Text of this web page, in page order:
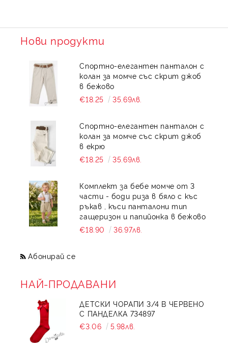
Нови продукти
Спортно-елегантен панталон с
колан за момче със скрит джоб
в бежово
€18.25
35.69лв.
Спортно-елегантен панталон с
колан за момче със скрит джоб
в екрю
€18.25
35.69лв.
Комплект за бебе момче от 3
части - боди риза в бяло с къс
ръкав , къси панталони тип
гащеризон и папийонка в бежово
€18.90
36.97лв.
Абонирай се
НАЙ-ПРОДАВАНИ
ДЕТСКИ ЧОРАПИ 3/4 В ЧЕРВЕНО
С ПАНДЕЛКА 734897
€3.06
5.98лв.